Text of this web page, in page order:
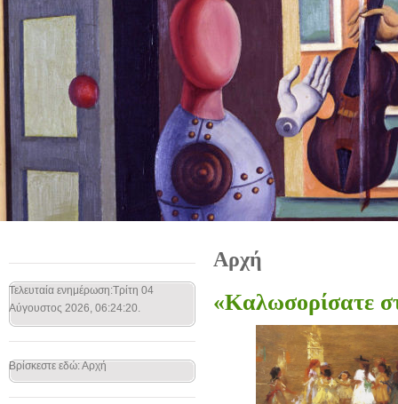
Τελευταία ενημέρωση:Τρίτη 04
Αύγουστος 2026, 06:24:20.
Βρίσκεστε εδώ:Αρχή
Αρχή
«Καλωσορίσατε